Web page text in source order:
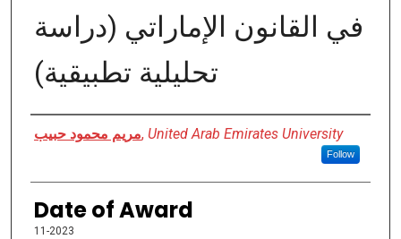
في القانون الإماراتي (دراسة
تحليلية تطبيقية)
Author
مريم محمود حبيب, United Arab Emirates University
Follow
Date of Award
11-2023